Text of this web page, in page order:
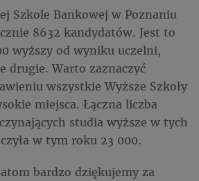
Szkole Bankowej w Poznaniu
8632 kandydatów. Jest to
wyższy od wyniku uczelni,
drugie. Warto zaznaczyć
wszystkie Wyższe Szkoły
miejsca. Łączna liczba
studia wyższe w tych
w tym roku 23 000.
bardzo dziękujemy za